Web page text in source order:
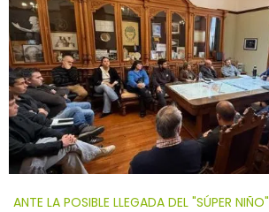
ANTE LA POSIBLE LLEGADA DEL "SÚPER NIÑO"